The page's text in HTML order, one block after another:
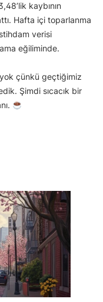
kaybının
Hafta içi toparlanma
verisi
eğiliminde.
yok çünkü geçtiğimiz
Şimdi sıcacık bir